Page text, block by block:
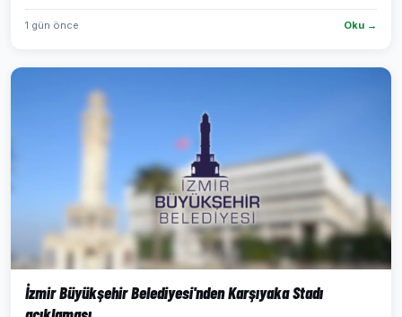
1 gün önce Oku →
İzmir Büyükşehir Belediyesi'nden Karşıyaka Stadı